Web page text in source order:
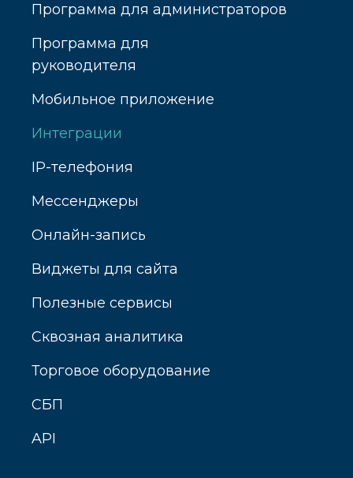
Программа для администраторов
Программа для
руководителя
Мобильное приложение
Интеграции
IP-телефония
Мессенджеры
Онлайн-запись
Виджеты для сайта
Полезные сервисы
Сквозная аналитика
Торговое оборудование
СБП
API